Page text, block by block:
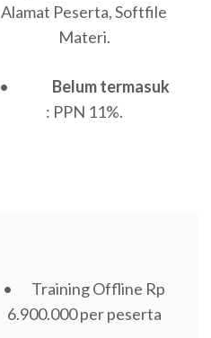
Alamat Peserta, Softfile
Materi.
• Belum termasuk
: PPN 11%.
• Training Offline Rp
6.900.000 per peserta